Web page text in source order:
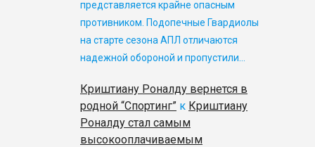
представляется крайне опасным
противником. Подопечные Гвардиолы
на старте сезона АПЛ отличаются
надежной обороной и пропустили…
Криштиану Роналду вернется в
родной “Спортинг” к Криштиану
Роналду стал самым
высокооплачиваемым